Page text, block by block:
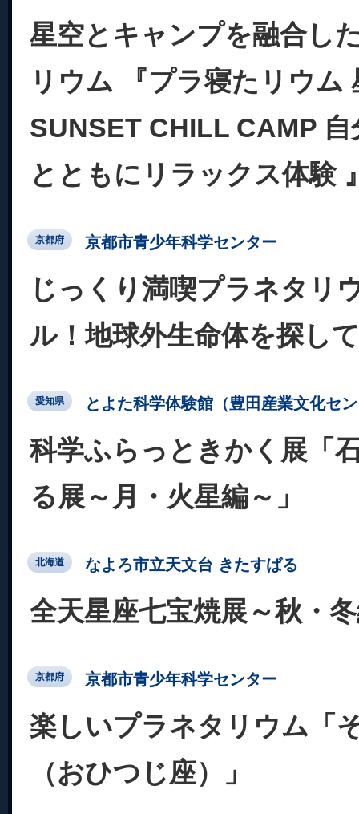
星空とキャンプを融合し
リウム 『プラ寝たリウム
SUNSET CHILL CAMP
とともにリラックス体験
京都府 京都市青少年科学センター
じっくり満喫プラネタリ
ル！地球外生命体を探し
愛知県 とよた科学体験館（豊田産業文化セ
科学ふらっときかく展「
る展～月・火星編～」
北海道 なよろ市立天文台 きたすばる
全天星座七宝焼展～秋・
京都府 京都市青少年科学センター
楽しいプラネタリウム「
（おひつじ座）」